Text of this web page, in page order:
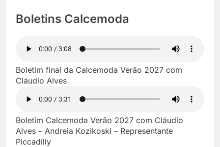
Boletins Calcemoda
Boletim final da Calcemoda Verão 2027 com
Cláudio Alves
Boletim Calcemoda Verão 2027 com Cláudio
Alves – Andreia Kozikoski – Representante
Piccadilly